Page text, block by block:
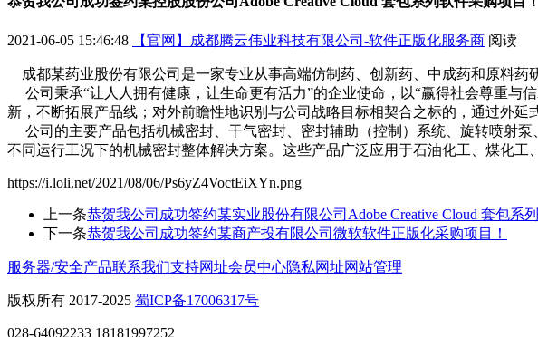
2021-06-05 15:46:48 【官网】成都腾云伟业科技有限公司-软件正版化服务商 阅读
成都某药业股份有限公司是一家专业从事高端仿制药、创新药、中成药和原料药
公司秉承“让人人拥有健康，让生命更有活力”的企业使命，以“赢得社会尊重与
新，不断拓展产品线；对外前瞻性地识别与公司战略目标相契合之标的，通过外延
公司的主要产品包括机械密封、干气密封、密封辅助（控制）系统、旋转喷射
不同运行工况下的机械密封整体解决方案。这些产品广泛应用于石油化工、煤化
https://i.loli.net/2021/08/06/Ps6yZ4VoctEiXYn.png
上一条恭贺我公司成功签约某实业股份有限公司Adobe Creative Cloud 套包系
下一条恭贺我公司成功签约某商产投有限公司微软软件正版化采购项目！
服务器/安全产品联系我们支持网址会员中心隐私网址网站管理
版权所有 2017-2025 蜀ICP备17006317号
028-64092233 18181997252